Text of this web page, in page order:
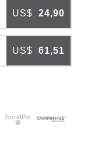
US$ 24,90
US$ 61,51